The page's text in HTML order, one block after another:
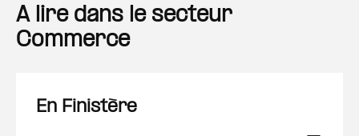
A lire dans le secteur
Commerce
En Finistère